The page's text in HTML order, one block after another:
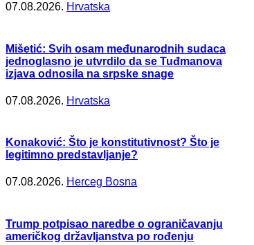
07.08.2026. Hrvatska
Mišetić: Svih osam međunarodnih sudaca
jednoglasno je utvrdilo da se Tuđmanova
izjava odnosila na srpske snage
07.08.2026. Hrvatska
Konaković: Što je konstitutivnost? Što je
legitimno predstavljanje?
07.08.2026. Herceg Bosna
Trump potpisao naredbe o ograničavanju
američkog državljanstva po rođenju